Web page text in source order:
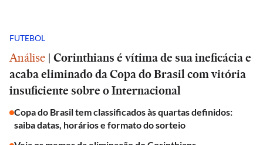
FUTEBOL
Análise | Corinthians é vítima de sua ineficácia e
acaba eliminado da Copa do Brasil com vitória
insuficiente sobre o Internacional
Copa do Brasil tem classificados às quartas definidos:
saiba datas, horários e formato do sorteio